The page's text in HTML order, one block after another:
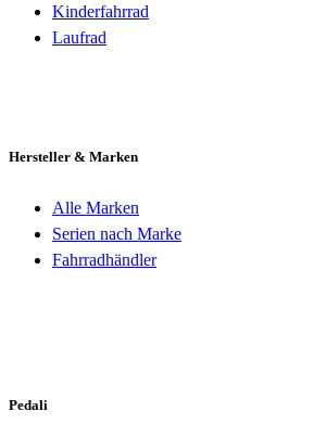
Kinderfahrrad
Laufrad
Hersteller & Marken
Alle Marken
Serien nach Marke
Fahrradhändler
Pedali